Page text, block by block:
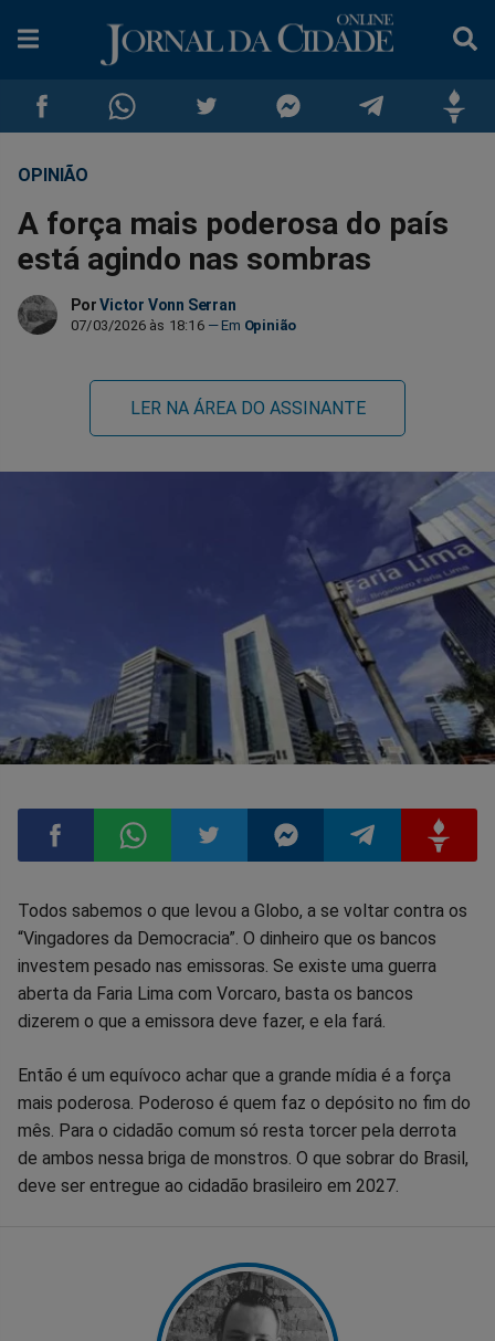
Compartilhar
no
Facebook
Compartilhar
no
Whatsapp
no
Twitter
no
no
no
OPINIÃO
A força mais poderosa do país
está agindo nas sombras
Por Victor Vonn Serran
07/03/2026 às 18:16 Opinião
LER NA ÁREA DO ASSINANTE
Compartilhar
no
Facebook
Compartilhar
no
Whatsapp
Compartilhar
no
Twitter
Compartilhar
no
Messenger
Compartilhar
no
Telegram
no
Todos sabemos o que levou a Globo, a se voltar contra os
“Vingadores da Democracia”. O dinheiro que os bancos
investem pesado nas emissoras. Se existe uma guerra
aberta da Faria Lima com Vorcaro, basta os bancos
dizerem o que a emissora deve fazer, e ela fará.
Então é um equívoco achar que a grande mídia é a força
mais poderosa. Poderoso é quem faz o depósito no fim do
mês. Para o cidadão comum só resta torcer pela derrota
de ambos nessa briga de monstros. O que sobrar do Brasil,
deve ser entregue ao cidadão brasileiro em 2027.